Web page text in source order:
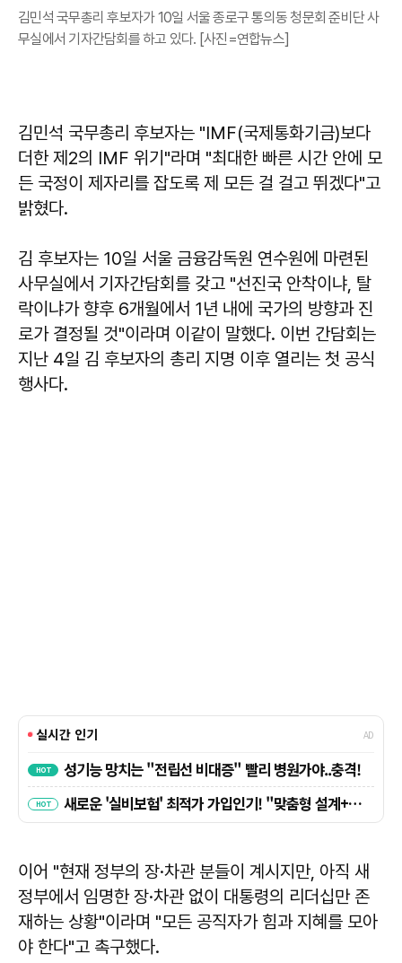
김민석 국무총리 후보자가 10일 서울 종로구 통의동 청문회 준비단 사
무실에서 기자간담회를 하고 있다. [사진=연합뉴스]
김민석 국무총리 후보자는 "IMF(국제통화기금)보다
더한 제2의 IMF 위기"라며 "최대한 빠른 시간 안에 모
든 국정이 제자리를 잡도록 제 모든 걸 걸고 뛰겠다"고
밝혔다.
김 후보자는 10일 서울 금융감독원 연수원에 마련된
사무실에서 기자간담회를 갖고 "선진국 안착이냐, 탈
락이냐가 향후 6개월에서 1년 내에 국가의 방향과 진
로가 결정될 것"이라며 이같이 말했다. 이번 간담회는
지난 4일 김 후보자의 총리 지명 이후 열리는 첫 공식
행사다.
이어 "현재 정부의 장·차관 분들이 계시지만, 아직 새
정부에서 임명한 장·차관 없이 대통령의 리더십만 존
재하는 상황"이라며 "모든 공직자가 힘과 지혜를 모아
야 한다"고 촉구했다.